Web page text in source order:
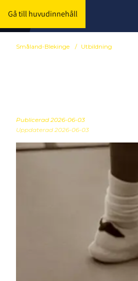
Gå till huvudinnehåll
Småland-Blekinge / Utbildning
Publicerad 2026-06-03
Uppdaterad 2026-06-03